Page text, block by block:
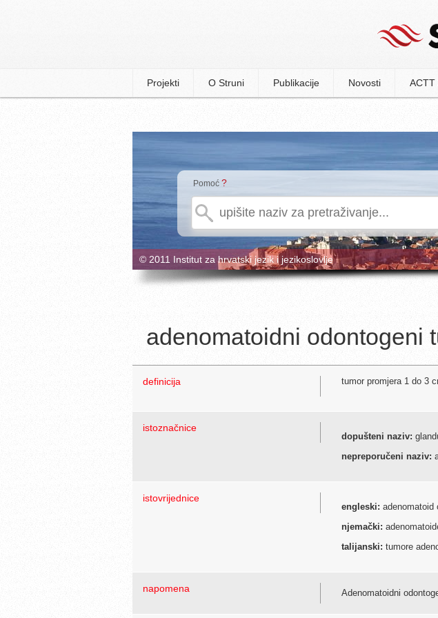
Projekti O Struni Publikacije Novosti ACTT
Pomoć ?
© 2011 Institut za hrvatski jezik i jezikoslovlje
adenomatoidni odontogeni
definicija tumor promjera 1 do 3
istoznačnice
dopušteni naziv:
nepreporučeni naziv:
istovrijednice
engleski: adenomatoid
njemački:
talijanski: tumore
napomena Adenomatoidni